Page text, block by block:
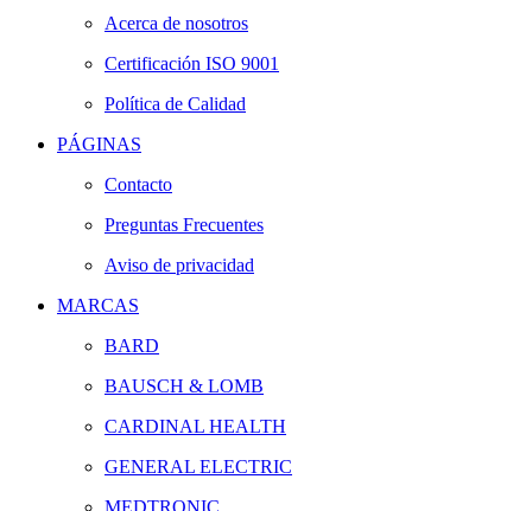
Acerca de nosotros
Certificación ISO 9001
Política de Calidad
PÁGINAS
Contacto
Preguntas Frecuentes
Aviso de privacidad
MARCAS
BARD
BAUSCH & LOMB
CARDINAL HEALTH
GENERAL ELECTRIC
MEDTRONIC